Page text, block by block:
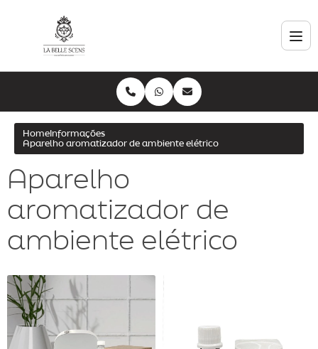
Home Informações
Aparelho aromatizador de ambiente elétrico
Aparelho
aromatizador de
ambiente elétrico